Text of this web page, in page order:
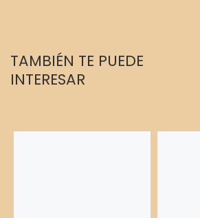
TAMBIÉN TE PUEDE
INTERESAR